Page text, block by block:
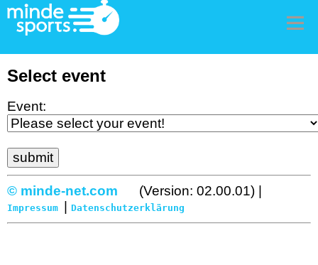
Select event
Event:
© minde-net.com (Version: 02.00.01) |
Impressum | Datenschutzerklärung